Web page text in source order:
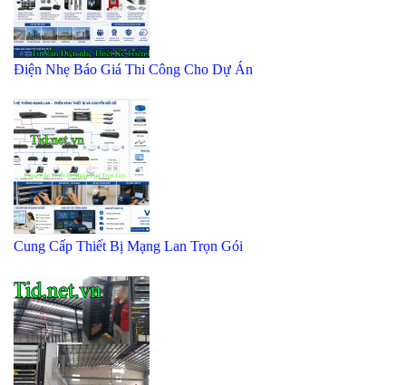
Điện Nhẹ Báo Giá Thi Công Cho Dự Án
Cung Cấp Thiết Bị Mạng Lan Trọn Gói